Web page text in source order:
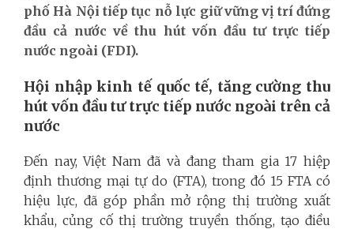
phố Hà Nội tiếp tục nỗ lực giữ vững vị trí đứng
đầu cả nước về thu hút vốn đầu tư trực tiếp
nước ngoài (FDI).
Hội nhập kinh tế quốc tế, tăng cường thu
hút vốn đầu tư trực tiếp nước ngoài trên cả
nước
Đến nay, Việt Nam đã và đang tham gia 17 hiệp
định thương mại tự do (FTA), trong đó 15 FTA có
hiệu lực, đã góp phần mở rộng thị trường xuất
khẩu, củng cố thị trường truyền thống, tạo điều